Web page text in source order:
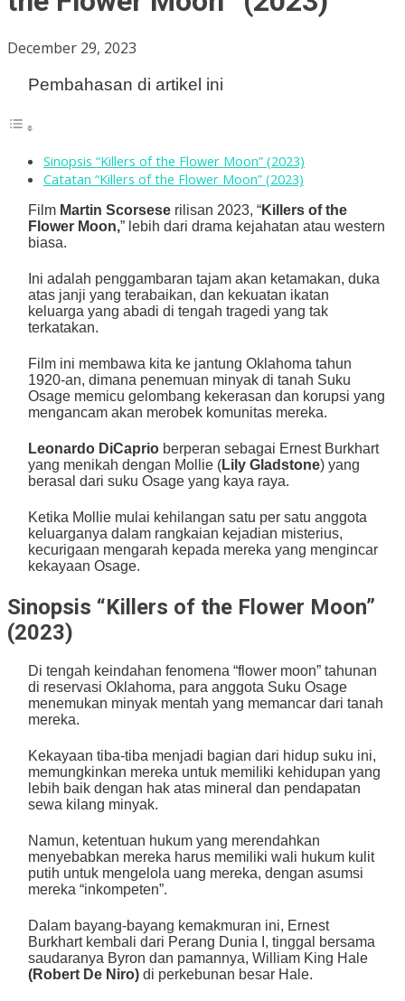
December 29, 2023
Pembahasan di artikel ini
Sinopsis “Killers of the Flower Moon” (2023)
Catatan “Killers of the Flower Moon” (2023)
Film Martin Scorsese rilisan 2023, “Killers of the
Flower Moon,” lebih dari drama kejahatan atau western
biasa.
Ini adalah penggambaran tajam akan ketamakan, duka
atas janji yang terabaikan, dan kekuatan ikatan
keluarga yang abadi di tengah tragedi yang tak
terkatakan.
Film ini membawa kita ke jantung Oklahoma tahun
1920-an, dimana penemuan minyak di tanah Suku
Osage memicu gelombang kekerasan dan korupsi yang
mengancam akan merobek komunitas mereka.
Leonardo DiCaprio berperan sebagai Ernest Burkhart
yang menikah dengan Mollie (Lily Gladstone) yang
berasal dari suku Osage yang kaya raya.
Ketika Mollie mulai kehilangan satu per satu anggota
keluarganya dalam rangkaian kejadian misterius,
kecurigaan mengarah kepada mereka yang mengincar
kekayaan Osage.
Sinopsis “Killers of the Flower Moon”
(2023)
Di tengah keindahan fenomena “flower moon” tahunan
di reservasi Oklahoma, para anggota Suku Osage
menemukan minyak mentah yang memancar dari tanah
mereka.
Kekayaan tiba-tiba menjadi bagian dari hidup suku ini,
memungkinkan mereka untuk memiliki kehidupan yang
lebih baik dengan hak atas mineral dan pendapatan
sewa kilang minyak.
Namun, ketentuan hukum yang merendahkan
menyebabkan mereka harus memiliki wali hukum kulit
putih untuk mengelola uang mereka, dengan asumsi
mereka “inkompeten”.
Dalam bayang-bayang kemakmuran ini, Ernest
Burkhart kembali dari Perang Dunia I, tinggal bersama
saudaranya Byron dan pamannya, William King Hale
(Robert De Niro) di perkebunan besar Hale.